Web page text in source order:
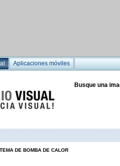
Aplicaciones móviles
Busque una
DE BOMBA DE CALOR